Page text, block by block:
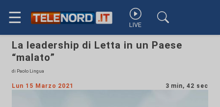
☰ LIVE
La leadership di Letta in un Paese
“malato”
di Paolo Lingua
Lun 15 Marzo 2021 3 min, 42 sec